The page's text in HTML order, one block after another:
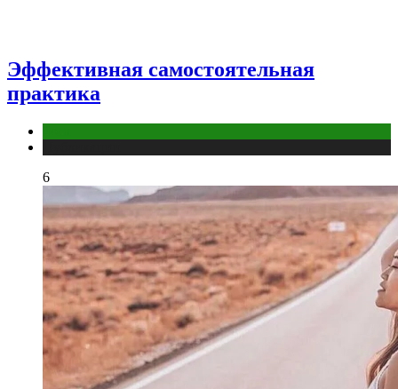
Эффективная самостоятельная
практика
6